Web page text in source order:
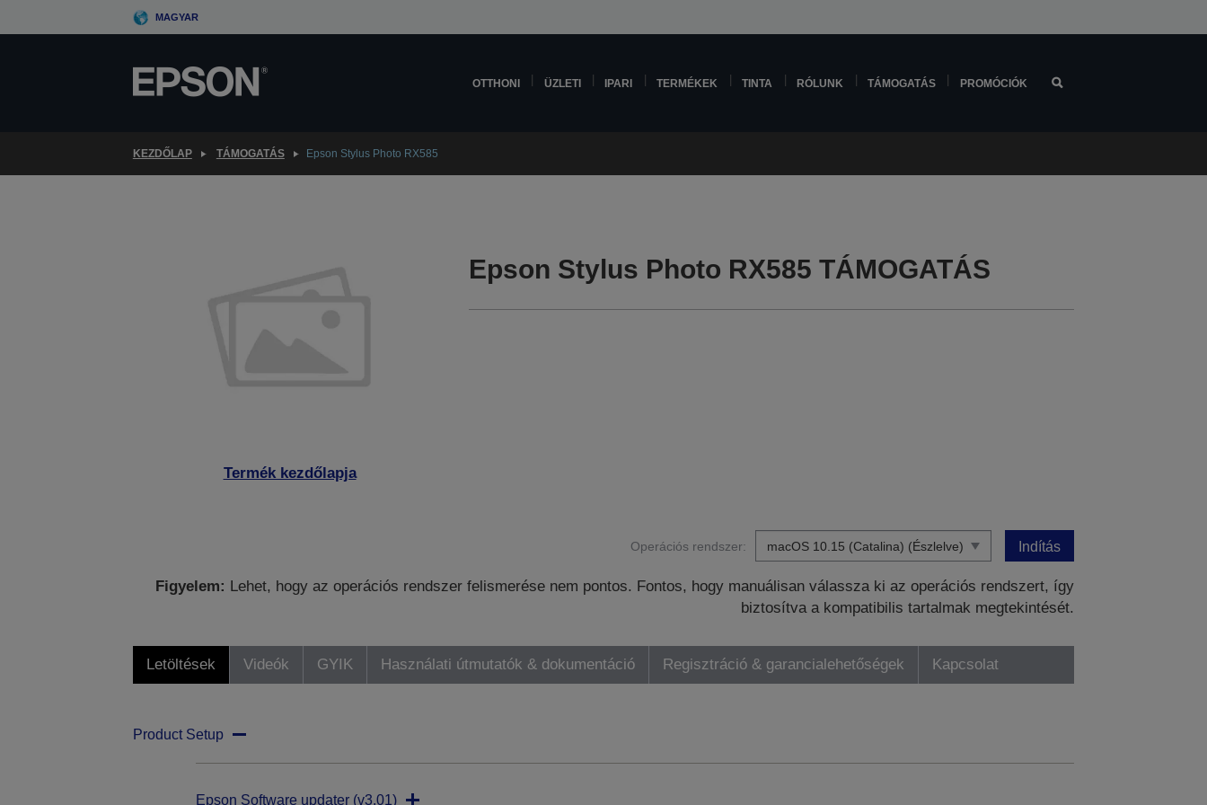
to
MAGYAR
OTTHONI ÜZLETI IPARI TERMÉKEK TINTA RÓLUNK TÁMOGATÁS PROMÓCIÓK
KEZDŐLAP TÁMOGATÁS Epson Stylus Photo RX585
Termék kezdőlapja
Epson Stylus Photo RX585 TÁMOGATÁS
Operációs rendszer: Indítás
Figyelem: Lehet, hogy az operációs rendszer felismerése nem pontos. Fontos, hogy manuálisan válassza ki az operációs rendszert, így
biztosítva a kompatibilis tartalmak megtekintését.
Letöltések Videók GYIK Használati útmutatók & dokumentáció Regisztráció & garancialehetőségek Kapcsolat
Product Setup
Epson Software updater (v3.01)